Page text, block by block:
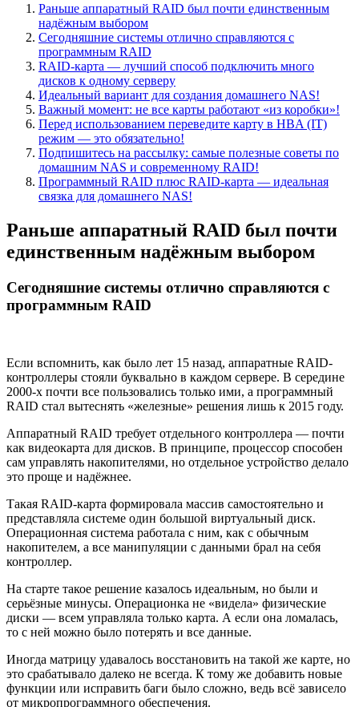
Раньше аппаратный RAID был почти единственным
надёжным выбором
Сегодняшние системы отлично справляются с
программным RAID
RAID-карта — лучший способ подключить много
дисков к одному серверу
Идеальный вариант для создания домашнего NAS!
Важный момент: не все карты работают «из коробки»!
Перед использованием переведите карту в HBA (IT)
режим — это обязательно!
Подпишитесь на рассылку: самые полезные советы по
домашним NAS и современному RAID!
Программный RAID плюс RAID-карта — идеальная
связка для домашнего NAS!
Раньше аппаратный RAID был почти
единственным надёжным выбором
Сегодняшние системы отлично справляются с
программным RAID
Если вспомнить, как было лет 15 назад, аппаратные RAID-
контроллеры стояли буквально в каждом сервере. В середине
2000-х почти все пользовались только ими, а программный
RAID стал вытеснять «железные» решения лишь к 2015 году.
Аппаратный RAID требует отдельного контроллера — почти
как видеокарта для дисков. В принципе, процессор способен
сам управлять накопителями, но отдельное устройство делало
это проще и надёжнее.
Такая RAID-карта формировала массив самостоятельно и
представляла системе один большой виртуальный диск.
Операционная система работала с ним, как с обычным
накопителем, а все манипуляции с данными брал на себя
контроллер.
На старте такое решение казалось идеальным, но были и
серьёзные минусы. Операционка не «видела» физические
диски — всем управляла только карта. А если она ломалась,
то с ней можно было потерять и все данные.
Иногда матрицу удавалось восстановить на такой же карте, но
это срабатывало далеко не всегда. К тому же добавить новые
функции или исправить баги было сложно, ведь всё зависело
от микропрограммного обеспечения.